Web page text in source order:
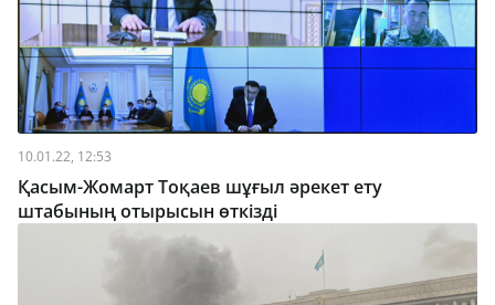
10.01.22, 12:53
Қасым-Жомарт Тоқаев шұғыл әрекет ету
штабының отырысын өткізді